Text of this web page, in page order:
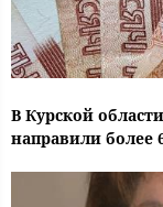
В Курской
направили более